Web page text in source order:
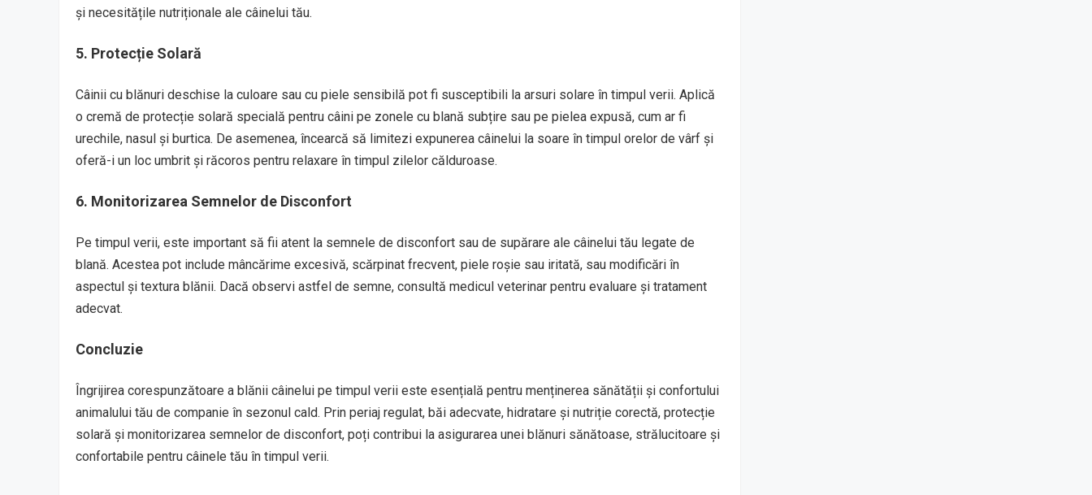
și necesitățile nutriționale ale câinelui tău.
5. Protecție Solară
Câinii cu blănuri deschise la culoare sau cu piele sensibilă pot fi susceptibili la arsuri solare în timpul verii. Aplică
o cremă de protecție solară specială pentru câini pe zonele cu blană subțire sau pe pielea expusă, cum ar fi
urechile, nasul și burtica. De asemenea, încearcă să limitezi expunerea câinelui la soare în timpul orelor de vârf și
oferă-i un loc umbrit și răcoros pentru relaxare în timpul zilelor călduroase.
6. Monitorizarea Semnelor de Disconfort
Pe timpul verii, este important să fii atent la semnele de disconfort sau de supărare ale câinelui tău legate de
blană. Acestea pot include mâncărime excesivă, scărpinat frecvent, piele roșie sau iritată, sau modificări în
aspectul și textura blănii. Dacă observi astfel de semne, consultă medicul veterinar pentru evaluare și tratament
adecvat.
Concluzie
Îngrijirea corespunzătoare a blănii câinelui pe timpul verii este esențială pentru menținerea sănătății și confortului
animalului tău de companie în sezonul cald. Prin periaj regulat, băi adecvate, hidratare și nutriție corectă, protecție
solară și monitorizarea semnelor de disconfort, poți contribui la asigurarea unei blănuri sănătoase, strălucitoare și
confortabile pentru câinele tău în timpul verii.